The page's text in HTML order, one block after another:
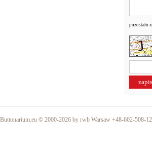
pozostało
Buttonarium.eu © 2000-2026 by rwb Warsaw +48-602-508-